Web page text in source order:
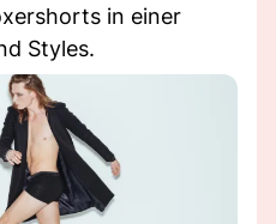
in einer
Styles.